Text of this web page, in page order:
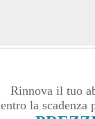
Rinnova il tuo
entro la scadenza